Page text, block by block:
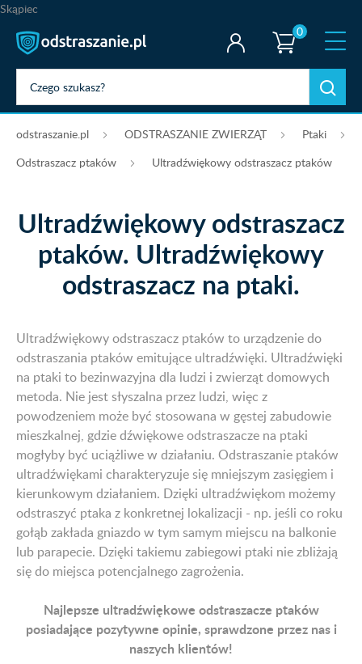
Skąpiec
0
odstraszanie.pl ODSTRASZANIE ZWIERZĄT
Ptaki
Odstraszacz ptaków
Ultradźwiękowy odstraszacz ptaków
Ultradźwiękowy odstraszacz
ptaków. Ultradźwiękowy
odstraszacz na ptaki.
Ultradźwiękowy odstraszacz ptaków to urządzenie do
odstraszania ptaków emitujące ultradźwięki. Ultradźwięki
na ptaki to bezinwazyjna dla ludzi i zwierząt domowych
metoda. Nie jest słyszalna przez ludzi, więc z
powodzeniem może być stosowana w gęstej zabudowie
mieszkalnej, gdzie dźwiękowe odstraszacze na ptaki
mogłyby być uciążliwe w działaniu. Odstraszanie ptaków
ultradźwiękami charakteryzuje się mniejszym zasięgiem i
kierunkowym działaniem. Dzięki ultradźwiękom możemy
odstraszyć ptaka z konkretnej lokalizacji - np. jeśli co roku
gołąb zakłada gniazdo w tym samym miejscu na balkonie
lub parapecie. Dzięki takiemu zabiegowi ptaki nie zbliżają
się do miejsca potencjalnego zagrożenia.
Najlepsze ultradźwiękowe odstraszacze ptaków
posiadające pozytywne opinie, sprawdzone przez nas i
naszych klientów!